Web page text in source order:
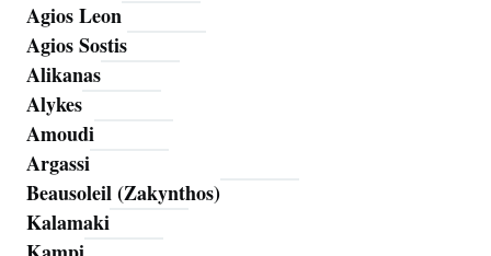
Agios Leon
Agios Sostis
Alikanas
Alykes
Amoudi
Argassi
Beausoleil (Zakynthos)
Kalamaki